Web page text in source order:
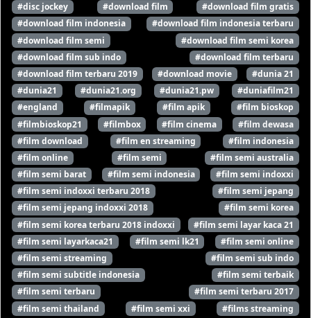
#disc jockey
#download film
#download film gratis
#download film indonesia
#download film indonesia terbaru
#download film semi
#download film semi korea
#download film sub indo
#download film terbaru
#download film terbaru 2019
#download movie
#dunia 21
#dunia21
#dunia21.org #dunia21.pw
#duniafilm21
#england
#filmapik #film apik
#film bioskop
#filmbioskop21
#filmbox #film cinema
#film dewasa
#film download
#film en streaming
#film indonesia
#film online
#film semi
#film semi australia
#film semi barat
#film semi indonesia
#film semi indoxxi
#film semi indoxxi terbaru 2018
#film semi jepang
#film semi jepang indoxxi 2018
#film semi korea
#film semi korea terbaru 2018 indoxxi
#film semi layar kaca 21
#film semi layarkaca21
#film semi lk21
#film semi online
#film semi streaming
#film semi sub indo
#film semi subtitle indonesia
#film semi terbaik
#film semi terbaru
#film semi terbaru 2017
#film semi thailand
#film semi xxi
#films streaming